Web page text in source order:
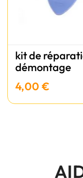
kit de
démontage
4,00 €